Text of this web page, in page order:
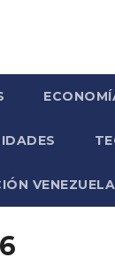
VENEZUELA